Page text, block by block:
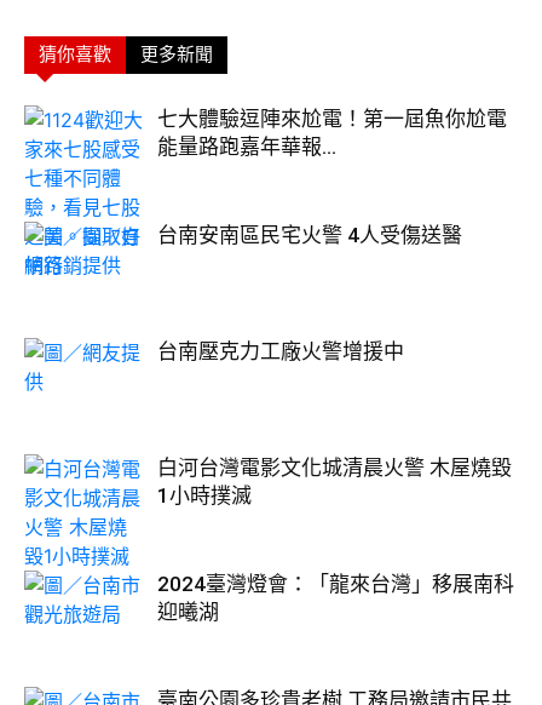
猜你喜歡 更多新聞
七大體驗逗陣來尬電！第一屆魚你尬電
能量路跑嘉年華報...
台南安南區民宅火警 4人受傷送醫
台南壓克力工廠火警增援中
白河台灣電影文化城清晨火警 木屋燒毀
1小時撲滅
2024臺灣燈會：「龍來台灣」移展南科
迎曦湖
臺南公園多珍貴老樹 工務局邀請市民共